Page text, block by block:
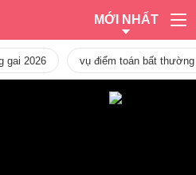
MỚI NHẤT
gai 2026 vụ điểm toán bất